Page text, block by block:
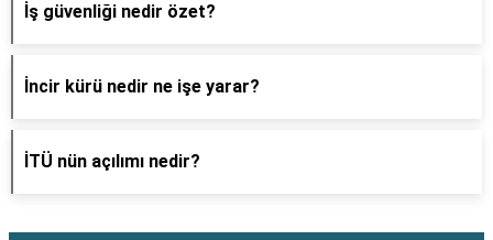
İş güvenliği nedir özet?
İncir kürü nedir ne işe yarar?
İTÜ nün açılımı nedir?